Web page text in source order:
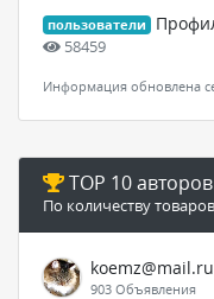
пользователи
58459
Информация обновлена
TOP 10
По количеству
koemz@mail.ru
903 Объявления